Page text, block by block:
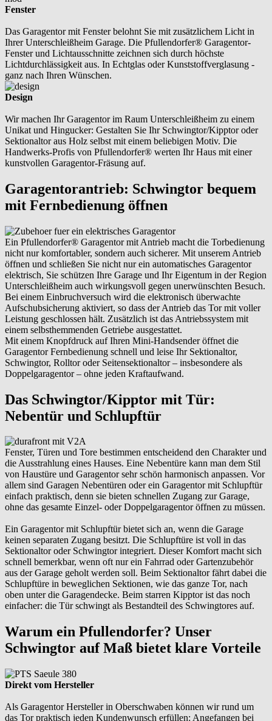
Fenster
Das Garagentor mit Fenster belohnt Sie mit zusätzlichem Licht in
Ihrer Unterschleißheim Garage. Die Pfullendorfer® Garagentor-
Fenster und Lichtausschnitte zeichnen sich durch höchste
Lichtdurchlässigkeit aus. In Echtglas oder Kunststoffverglasung -
ganz nach Ihren Wünschen.
Design
Wir machen Ihr Garagentor im Raum Unterschleißheim zu einem
Unikat und Hingucker: Gestalten Sie Ihr Schwingtor/Kipptor oder
Sektionaltor aus Holz selbst mit einem beliebigen Motiv. Die
Handwerks-Profis von Pfullendorfer® werten Ihr Haus mit einer
kunstvollen Garagentor-Fräsung auf.
Garagentorantrieb: Schwingtor bequem
mit Fernbedienung öffnen
Ein Pfullendorfer® Garagentor mit Antrieb macht die Torbedienung
nicht nur komfortabler, sondern auch sicherer. Mit unserem Antrieb
öffnen und schließen Sie nicht nur ein automatisches Garagentor
elektrisch, Sie schützen Ihre Garage und Ihr Eigentum in der Region
Unterschleißheim auch wirkungsvoll gegen unerwünschten Besuch.
Bei einem Einbruchversuch wird die elektronisch überwachte
Aufschubsicherung aktiviert, so dass der Antrieb das Tor mit voller
Leistung geschlossen hält. Zusätzlich ist das Antriebssystem mit
einem selbsthemmenden Getriebe ausgestattet.
Mit einem Knopfdruck auf Ihren Mini-Handsender öffnet die
Garagentor Fernbedienung schnell und leise Ihr Sektionaltor,
Schwingtor, Rolltor oder Seitensektionaltor – insbesondere als
Doppelgaragentor – ohne jeden Kraftaufwand.
Das Schwingtor/Kipptor mit Tür:
Nebentür und Schlupftür
Fenster, Türen und Tore bestimmen entscheidend den Charakter und
die Ausstrahlung eines Hauses. Eine Nebentüre kann man dem Stil
von Haustüre und Garagentor sehr schön harmonisch anpassen. Vor
allem sind Garagen Nebentüren oder ein Garagentor mit Schlupftür
einfach praktisch, denn sie bieten schnellen Zugang zur Garage,
ohne das gesamte Einzel- oder Doppelgaragentor öffnen zu müssen.
Ein Garagentor mit Schlupftür bietet sich an, wenn die Garage
keinen separaten Zugang besitzt. Die Schlupftüre ist voll in das
Sektionaltor oder Schwingtor integriert. Dieser Komfort macht sich
schnell bemerkbar, wenn oft nur ein Fahrrad oder Gartenzubehör
aus der Garage geholt werden soll. Beim Sektionaltor fährt dabei die
Schlupftüre in beweglichen Sektionen, wie das ganze Tor, nach
oben unter die Garagendecke. Beim starren Kipptor ist das noch
einfacher: die Tür schwingt als Bestandteil des Schwingtores auf.
Warum ein Pfullendorfer? Unser
Schwingtor auf Maß bietet klare Vorteile
Direkt vom Hersteller
Als Garagentor Hersteller in Oberschwaben können wir rund um
das Tor praktisch jeden Kundenwunsch erfüllen: Angefangen bei